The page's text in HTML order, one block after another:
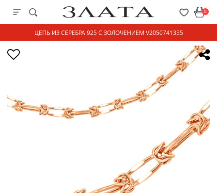
0
ЦЕПЬ ИЗ СЕРЕБРА 925 С ЗОЛОЧЕНИЕМ V2050741355